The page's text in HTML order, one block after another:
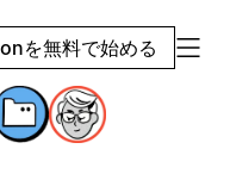
を無料で始める